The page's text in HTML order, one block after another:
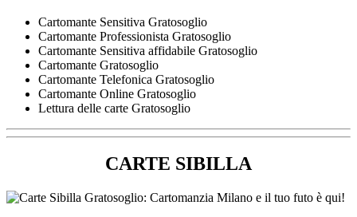
Cartomante Sensitiva Gratosoglio
Cartomante Professionista Gratosoglio
Cartomante Sensitiva affidabile Gratosoglio
Cartomante Gratosoglio
Cartomante Telefonica Gratosoglio
Cartomante Online Gratosoglio
Lettura delle carte Gratosoglio
CARTE SIBILLA